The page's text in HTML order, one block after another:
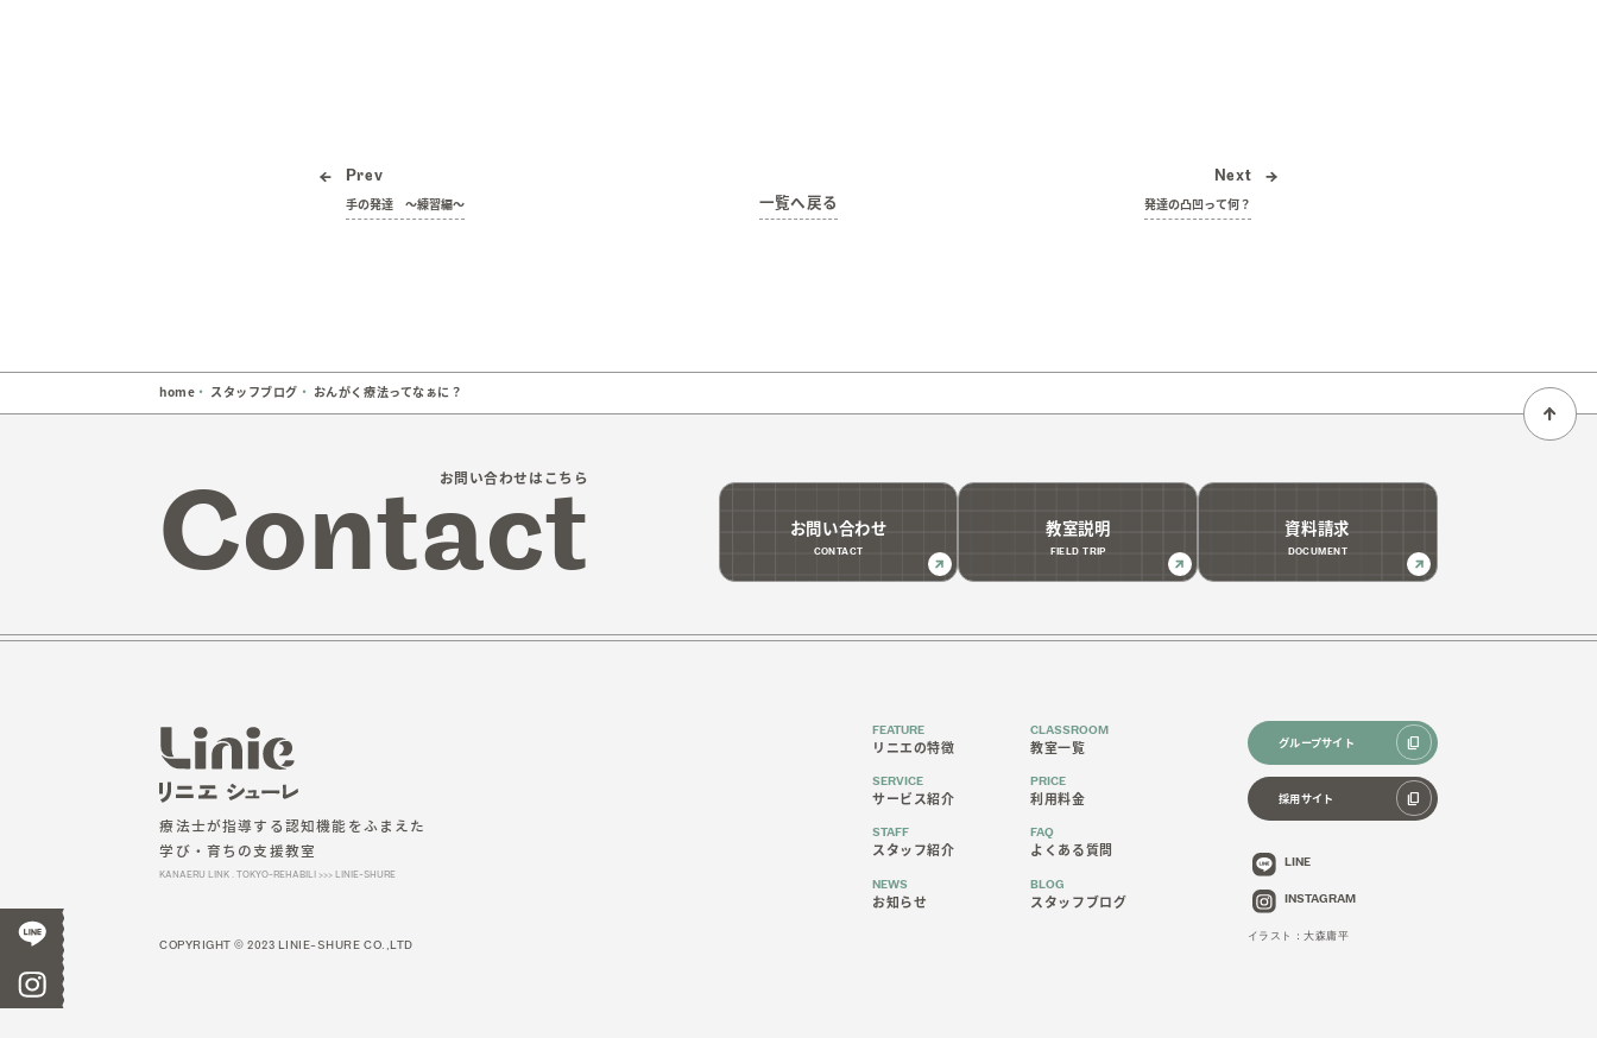
Prev
手の発達 〜練習編〜
Next
発達の凸凹って何？
一覧へ戻る
home スタッフブログ おんがく療法ってなぁに？
お問い合わせはこちら
Contact お問い合わせ
CONTACT
教室説明
FIELD TRIP
資料請求
DOCUMENT
療法士が指導する認知機能をふまえた
学び・育ちの支援教室
KANAERU LINK . TOKYO-REHABILI >>> LINIE-SHURE
FEATURE
リニエの特徴
CLASSROOM
教室一覧
SERVICE
サービス紹介
PRICE
利用料金
STAFF
スタッフ紹介
FAQ
よくある質問
NEWS
お知らせ
BLOG
スタッフブログ
グループサイト content_copy
採用サイト content_copy
LINE
INSTAGRAM
イラスト：大森庸平
COPYRIGHT © 2023 LINIE-SHURE CO.,LTD